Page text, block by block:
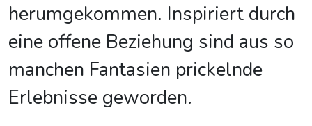
herumgekommen. Inspiriert durch
eine offene Beziehung sind aus so
manchen Fantasien prickelnde
Erlebnisse geworden.